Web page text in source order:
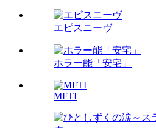
エピスニーヴ
ホラー能「安宅」
MFTI